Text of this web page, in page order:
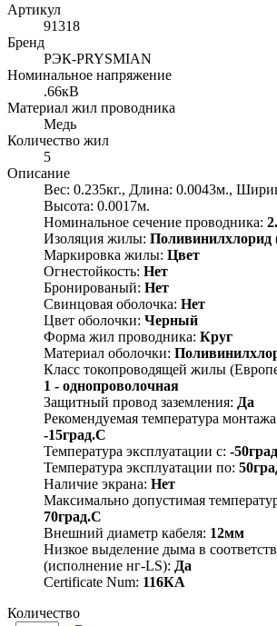
Артикул
91318
Бренд
РЭК-PRYSMIAN
Номинальное напряжение
.66кВ
Материал жил проводника
Медь
Количество жил
5
Описание
Вес: 0.235кг., Длина: 0.0043м.,
Высота: 0.0017м.
Номинальное сечение проводника:
Изоляция жилы: Поливинилхлорид
Маркировка жилы: Цвет
Огнестойкость: Нет
Бронированый: Нет
Свинцовая оболочка: Нет
Цвет оболочки: Черный
Форма жил проводника: Круг
Материал оболочки:
Класс токопроводящей жилы
1 - однопроволочная
Защитный провод заземления: Да
Рекомендуемая температура
-15град.C
Температура эксплуатации с: -
Температура эксплуатации по:
Наличие экрана: Нет
Максимально допустимая
70град.C
Внешний диаметр кабеля: 12мм
Низкое выделение дыма в
(исполнение нг-LS): Да
Certificate Num: 116КА
Количество